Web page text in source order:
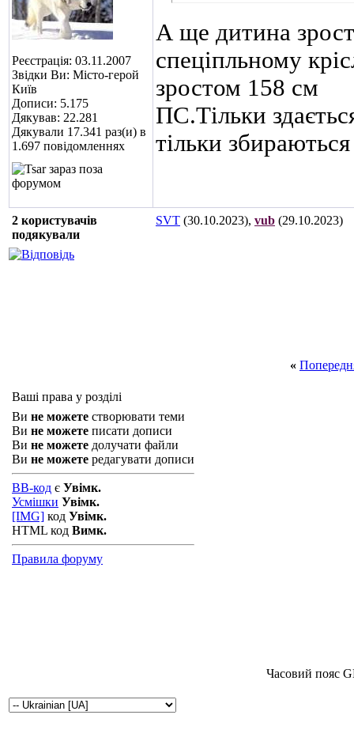
Реєстрація: 03.11.2007
Звідки Ви: Місто-герой
Київ
Дописи: 5.175
Дякував: 22.281
Дякували 17.341 раз(и) в
1.697 повідомленнях
А ще дитина
спеціпльному
зростом 158 см
ПС.Тільки
тільки
2 користувачів
подякували
SVT (30.10.2023), vub (29.10.2023)
«
Ваші права у розділі
Ви не можете створювати теми
Ви не можете писати дописи
Ви не можете долучати файли
Ви не можете редагувати дописи
BB-код є Увімк.
Усмішки Увімк.
[IMG] код Увімк.
HTML код Вимк.
Правила форуму
Часовий пояс